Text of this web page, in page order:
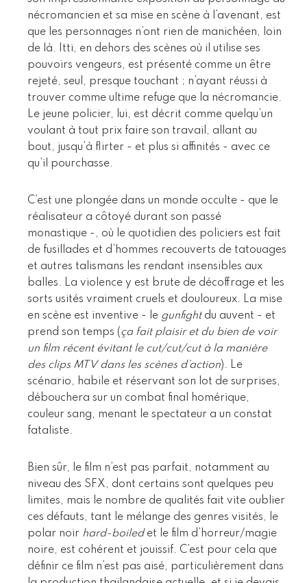
nécromancien et sa mise en scène à l’avenant, est
que les personnages n’ont rien de manichéen, loin
de là. Itti, en dehors des scènes où il utilise ses
pouvoirs vengeurs, est présenté comme un être
rejeté, seul, presque touchant ; n’ayant réussi à
trouver comme ultime refuge que la nécromancie.
Le jeune policier, lui, est décrit comme quelqu’un
voulant à tout prix faire son travail, allant au
bout, jusqu’à flirter - et plus si affinités - avec ce
qu’il pourchasse.
C’est une plongée dans un monde occulte - que le
réalisateur a côtoyé durant son passé
monastique -, où le quotidien des policiers est fait
de fusillades et d’hommes recouverts de tatouages
et autres talismans les rendant insensibles aux
balles. La violence y est brute de décoffrage et les
sorts usités vraiment cruels et douloureux. La mise
en scène est inventive - le gunfightdu auvent - et
prend son temps (ça fait plaisir et du bien de voir
un film récent évitant le cut/cut/cut à la manière
des clips MTV dans les scènes d’action). Le
scénario, habile et réservant son lot de surprises,
débouchera sur un combat final homérique,
couleur sang, menant le spectateur a un constat
fataliste.
Bien sûr, le film n’est pas parfait, notamment au
niveau des SFX, dont certains sont quelques peu
limites, mais le nombre de qualités fait vite oublier
ces défauts, tant le mélange des genres visités, le
polar noir hard-boiledet le film d’horreur/magie
noire, est cohérent et jouissif. C’est pour cela que
définir ce film n’est pas aisé, particulièrement dans